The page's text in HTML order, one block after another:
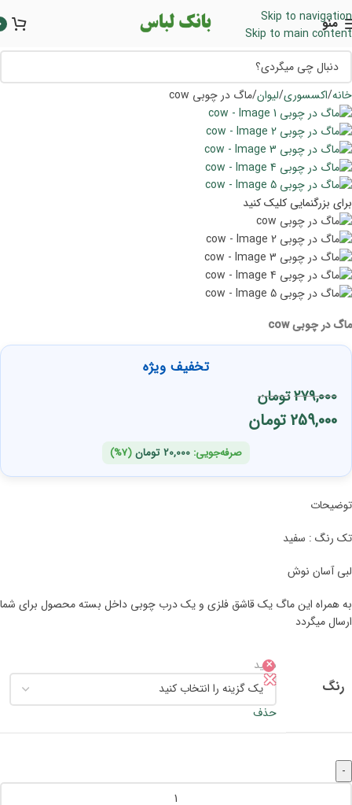
Skip to navigation
Skip to main content
منو
خانه اکسسوری لیوان ماگ در چوبی cow
برای بزرگنمایی کلیک کنید
ماگ در چوبی cow
تخفیف ویژه
279,000تومان
259,000تومان
صرفه‌جویی: 20,000 تومان(7%)
توضیحات
تک رنگ : سفید
لبی آسان نوش
به همراه این ماگ یک قاشق فلزی و یک درب چوبی داخل بسته محصول برای شما
ارسال میگردد
رنگ
سفید
✕
حذف